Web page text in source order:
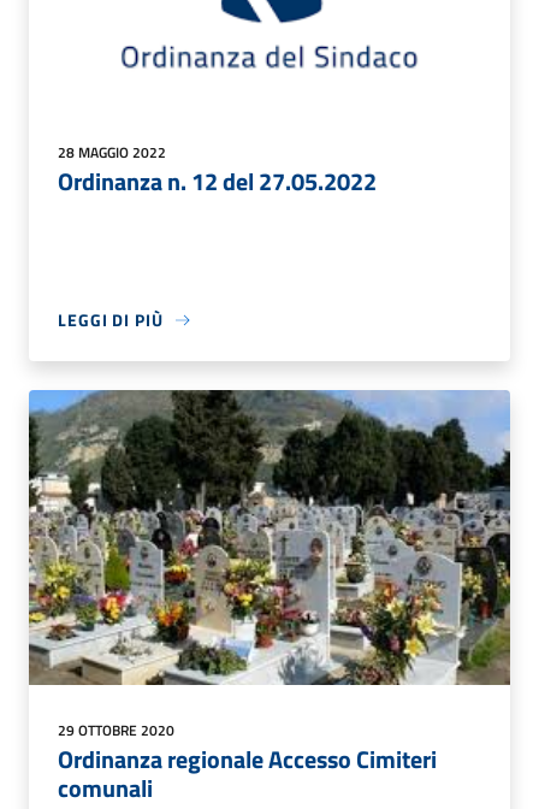
28 MAGGIO 2022
Ordinanza n. 12 del 27.05.2022
LEGGI DI PIÙ
29 OTTOBRE 2020
Ordinanza regionale Accesso Cimiteri
comunali